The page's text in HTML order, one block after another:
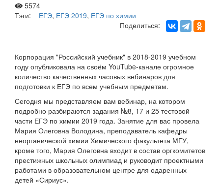
5574
Тэги:
ЕГЭ, ЕГЭ 2019, ЕГЭ по химии
Поделиться:
Корпорация "Российский учебник" в 2018-2019 учебном
году опубликовала на своём YouTube-канале огромное
количество качественных часовых вебинаров для
подготовки к ЕГЭ по всем учебным предметам.
Сегодня мы представляем вам вебинар, на котором
подробно разбираются задания №8, 17 и 25 тестовой
части ЕГЭ по химии 2019 года. Занятие для вас провела
Мария Олеговна Володина, преподаватель кафедры
неорганической химии Химического факультета МГУ,
кроме того, Мария Олеговна входит в состав оргкомитетов
престижных школьных олимпиад и руководит проектными
работами в образовательном центре для одаренных
детей «Сириус».